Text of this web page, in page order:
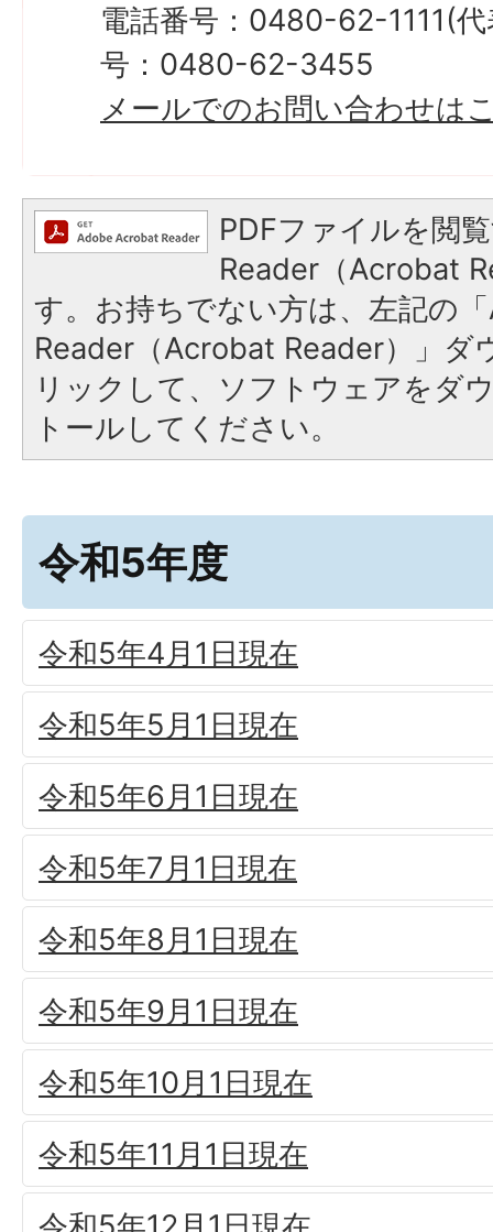
電話番号：0480-62-1111(
号：0480-62-3455
メールでのお問い合わせは
PDFファイルを閲
Reader（Acrobat
す。お持ちでない方は、左記の
Reader（Acrobat Reader）」ダ
リックして、ソフトウェアをダ
トールしてください。
令和5年度
令和5年4月1日現在
令和5年5月1日現在
令和5年6月1日現在
令和5年7月1日現在
令和5年8月1日現在
令和5年9月1日現在
令和5年10月1日現在
令和5年11月1日現在